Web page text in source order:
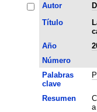
Autor
Título
Año
Número
Palabras
clave
Resumen
a